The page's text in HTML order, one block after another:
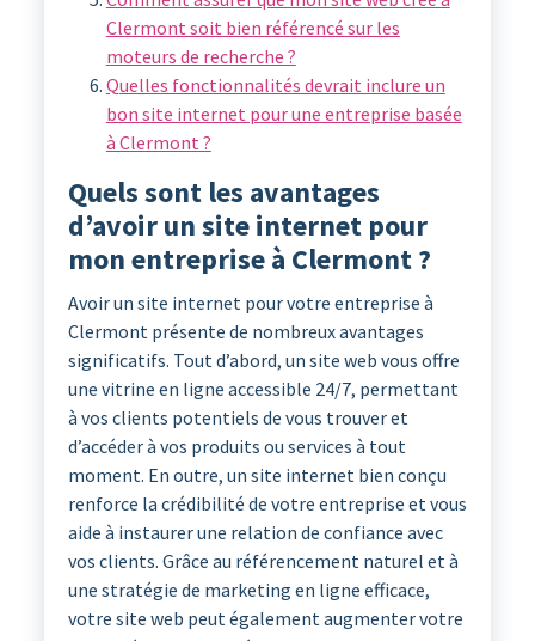
Clermont soit bien référencé sur les
moteurs de recherche ?
Quelles fonctionnalités devrait inclure un
bon site internet pour une entreprise basée
à Clermont ?
Quels sont les avantages
d’avoir un site internet pour
mon entreprise à Clermont ?
Avoir un site internet pour votre entreprise à
Clermont présente de nombreux avantages
significatifs. Tout d’abord, un site web vous offre
une vitrine en ligne accessible 24/7, permettant
à vos clients potentiels de vous trouver et
d’accéder à vos produits ou services à tout
moment. En outre, un site internet bien conçu
renforce la crédibilité de votre entreprise et vous
aide à instaurer une relation de confiance avec
vos clients. Grâce au référencement naturel et à
une stratégie de marketing en ligne efficace,
votre site web peut également augmenter votre